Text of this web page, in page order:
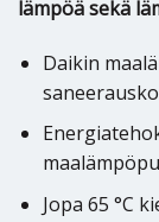
lämpöä sekä
Daikin
Jopa 65 °C